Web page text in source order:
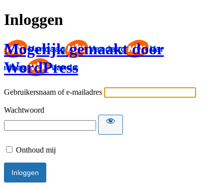
Inloggen
Mogelijk gemaakt door
WordPress
Gebruikersnaam of e-mailadres
Wachtwoord
Onthoud mij